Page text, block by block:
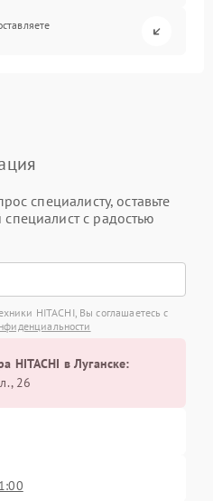
специалисту, оставьте
с радостью
HITACHI, Вы соглашаетесь с
HITACHI в Луганске:
26